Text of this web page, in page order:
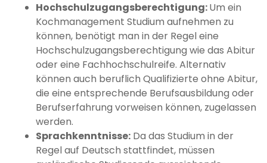
Hochschulzugangsberechtigung:Um ein
Kochmanagement Studium aufnehmen zu
können, benötigt man in der Regel eine
Hochschulzugangsberechtigung wie das Abitur
oder eine Fachhochschulreife. Alternativ
können auch beruflich Qualifizierte ohne Abitur,
die eine entsprechende Berufsausbildung oder
Berufserfahrung vorweisen können, zugelassen
werden.
Sprachkenntnisse: Da das Studium in der
Regel auf Deutsch stattfindet, müssen